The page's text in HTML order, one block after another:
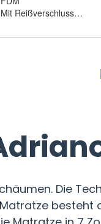
Mit Reißverschluss,